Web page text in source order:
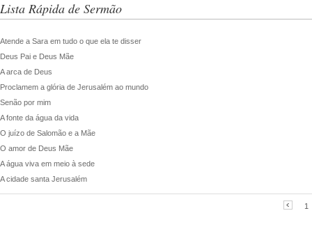
Lista Rápida de Sermão
Atende a Sara em tudo o que ela te disser
Deus Pai e Deus Mãe
A arca de Deus
Proclamem a glória de Jerusalém ao mundo
Senão por mim
A fonte da água da vida
O juízo de Salomão e a Mãe
O amor de Deus Mãe
A água viva em meio à sede
A cidade santa Jerusalém
1